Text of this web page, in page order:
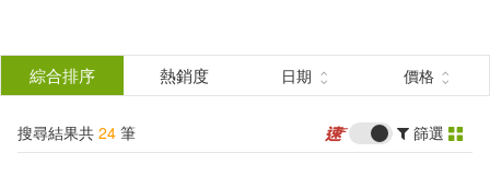
結
分類 (單選)
所有商品(24) 圖書(12)
綜合排序 熱銷度 日期 價格
搜尋結果共 24 筆 篩選